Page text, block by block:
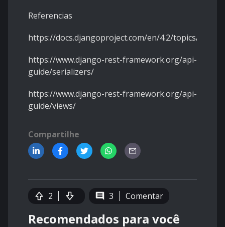
Referencias
https://docs.djangoproject.com/en/4.2/topics/db/
https://www.django-rest-framework.org/api-
guide/serializers/
https://www.django-rest-framework.org/api-
guide/views/
Compartilhe
2 3 Comentar
Recomendados para você